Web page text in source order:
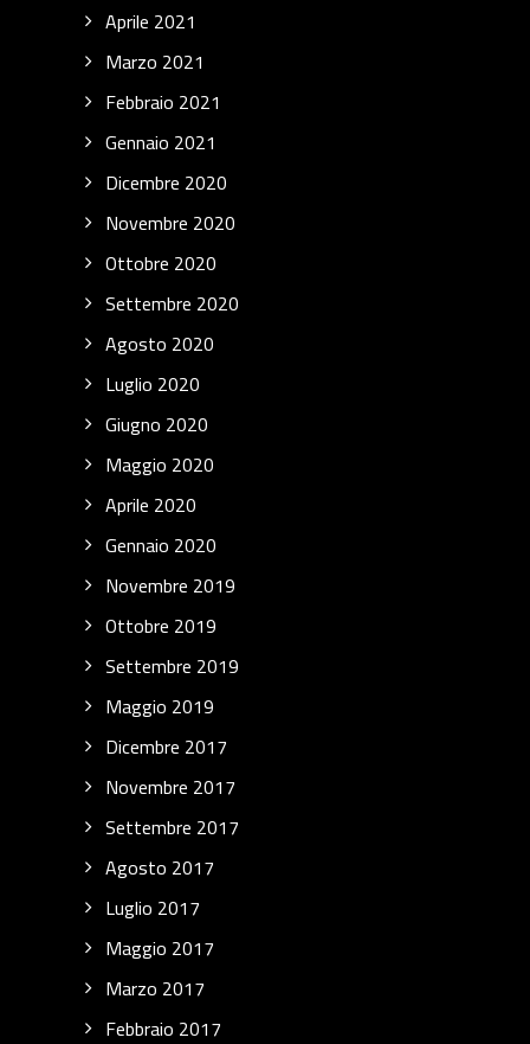
Aprile 2021
Marzo 2021
Febbraio 2021
Gennaio 2021
Dicembre 2020
Novembre 2020
Ottobre 2020
Settembre 2020
Agosto 2020
Luglio 2020
Giugno 2020
Maggio 2020
Aprile 2020
Gennaio 2020
Novembre 2019
Ottobre 2019
Settembre 2019
Maggio 2019
Dicembre 2017
Novembre 2017
Settembre 2017
Agosto 2017
Luglio 2017
Maggio 2017
Marzo 2017
Febbraio 2017